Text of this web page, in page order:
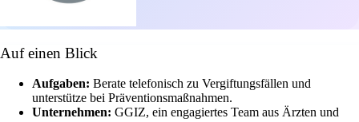
Auf einen Blick
Aufgaben: Berate telefonisch zu Vergiftungsfällen und
unterstütze bei Präventionsmaßnahmen.
Unternehmen: GGIZ, ein engagiertes Team aus Ärzten und